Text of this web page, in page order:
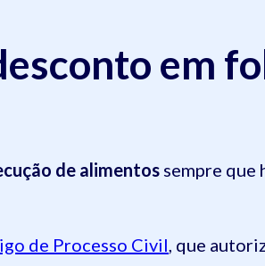
em
de alimentos sempre que
de Processo Civil, que